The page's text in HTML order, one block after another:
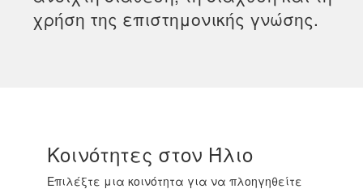
χρήση της επιστημονικής γνώσης.
Κοινότητες στον Ήλιο
Επιλέξτε μια κοινότητα για να πλοηγηθείτε